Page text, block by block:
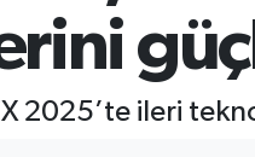
2025’te ileri